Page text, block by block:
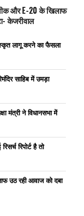
और E-20 के खिलाफ
केजरीवाल
लागू करने का फैसला
साहिब में उमड़ा
मंत्री ने विधानसभा में
रिपोर्ट है तो
उठ रही आवाज को दबा